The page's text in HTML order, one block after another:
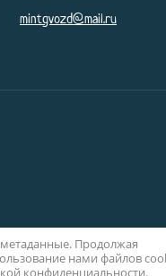
Продолжая
нами файлов
конфиденциальности.
mintgvozd@mail.ru